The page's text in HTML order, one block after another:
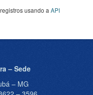
usando a API
– Sede
– MG